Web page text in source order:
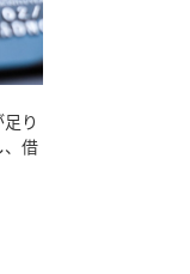
り
、借